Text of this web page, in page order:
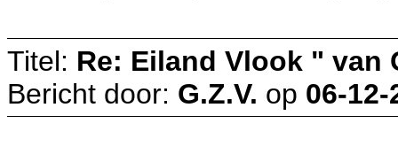
Titel: Re: Eiland Vlook " van
Bericht door: G.Z.V. op 06-